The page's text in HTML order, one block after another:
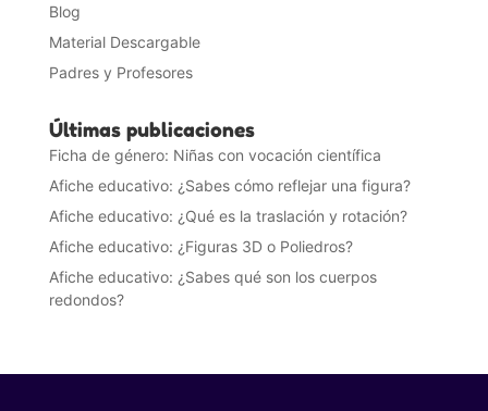
Blog
Material Descargable
Padres y Profesores
Últimas publicaciones
Ficha de género: Niñas con vocación científica
Afiche educativo: ¿Sabes cómo reflejar una figura?
Afiche educativo: ¿Qué es la traslación y rotación?
Afiche educativo: ¿Figuras 3D o Poliedros?
Afiche educativo: ¿Sabes qué son los cuerpos
redondos?